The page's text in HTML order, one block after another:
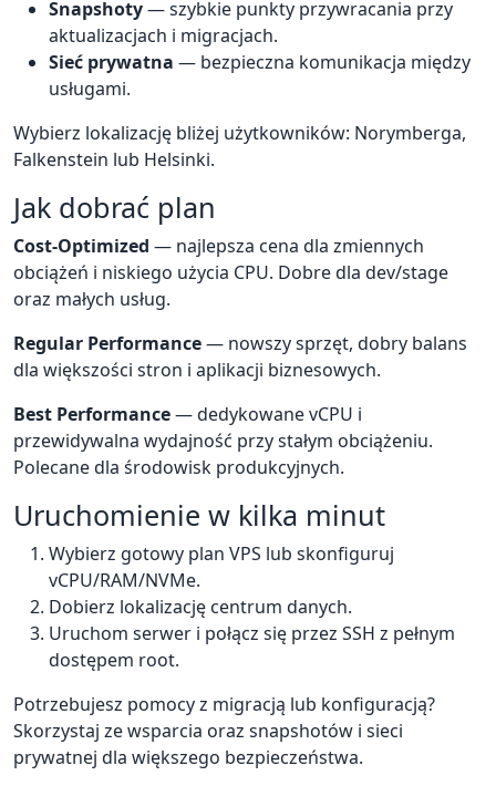
Snapshoty— szybkie punkty przywracania przy
aktualizacjach i migracjach.
Sieć prywatna — bezpieczna komunikacja między
usługami.
Wybierz lokalizację bliżej użytkowników: Norymberga,
Falkenstein lub Helsinki.
Jak dobrać plan
Cost-Optimized — najlepsza cena dla zmiennych
obciążeń i niskiego użycia CPU. Dobre dla dev/stage
oraz małych usług.
Regular Performance— nowszy sprzęt, dobry balans
dla większości stron i aplikacji biznesowych.
Best Performance— dedykowane vCPU i
przewidywalna wydajność przy stałym obciążeniu.
Polecane dla środowisk produkcyjnych.
Uruchomienie w kilka minut
Wybierz gotowy plan VPS lub skonfiguruj
vCPU/RAM/NVMe.
Dobierz lokalizację centrum danych.
Uruchom serwer i połącz się przez SSH z pełnym
dostępem root.
Potrzebujesz pomocy z migracją lub konfiguracją?
Skorzystaj ze wsparcia oraz snapshotów i sieci
prywatnej dla większego bezpieczeństwa.